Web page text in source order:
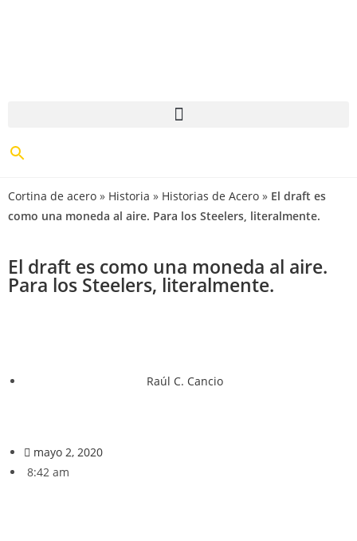
Cortina de acero » Historia » Historias de Acero » El draft es
como una moneda al aire. Para los Steelers, literalmente.
El draft es como una moneda al aire.
Para los Steelers, literalmente.
Raúl C. Cancio
mayo 2, 2020
8:42 am